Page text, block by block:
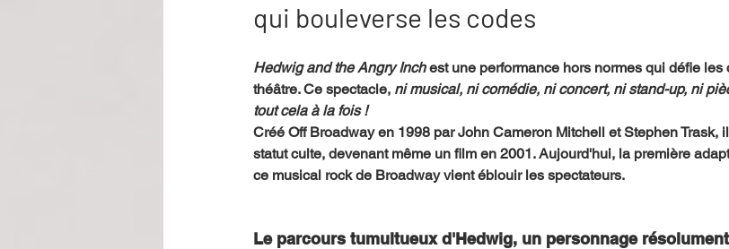
Performance Rire Récompense Festival
Événement Validé par Romane. Spécial Famille Littérature Cirque
Annuaire Théâtre - Musée Hommage
qui bouleverse les codes
Hedwig and the Angry Inch est une performance hors normes qui défie
théâtre. Ce spectacle, ni musical, ni comédie, ni concert, ni stand-up, ni
tout cela à la fois !
Créé Off Broadway en 1998 par John Cameron Mitchell et Stephen Trask,
statut culte, devenant même un film en 2001. Aujourd'hui, la première
ce musical rock de Broadway vient éblouir les spectateurs.
Le parcours tumultueux d'Hedwig, un personnage